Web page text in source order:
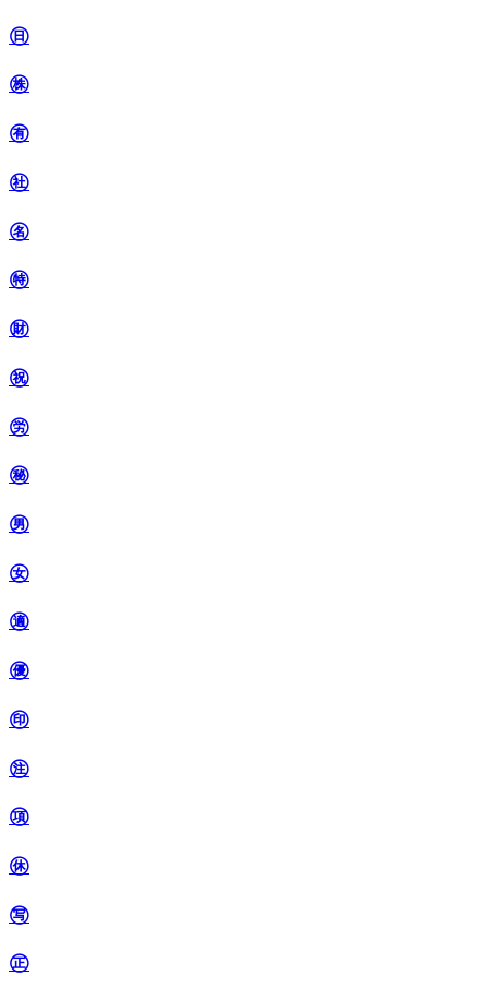
㊐
㊑
㊒
㊓
㊔
㊕
㊖
㊗
㊘
㊙
㊚
㊛
㊜
㊝
㊞
㊟
㊠
㊡
㊢
㊣